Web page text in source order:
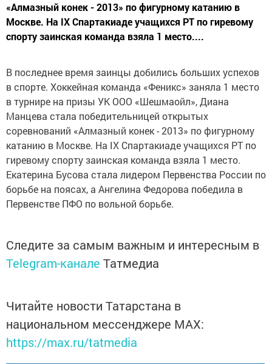
«Алмазный конек - 2013» по фигурному катанию в
Москве. На IX Спартакиаде учащихся РТ по гиревому
спорту заинская команда взяла 1 место....
В последнее время заинцы добились больших успехов
в спорте. Хоккейная команда «Феникс» заняла 1 место
в турнире на призы УК ООО «Шешмаойл», Диана
Манцева стала победительницей открытых
соревнований «Алмазный конек - 2013» по фигурному
катанию в Москве. На IX Спартакиаде учащихся РТ по
гиревому спорту заинская команда взяла 1 место.
Екатерина Бусова стала лидером Первенства России по
борьбе на поясах, а Ангелина Федорова победила в
Первенстве ПФО по вольной борьбе.
Следите за самым важным и интересным в
Telegram-канале Татмедиа
Читайте новости Татарстана в
национальном мессенджере MАХ:
https://max.ru/tatmedia